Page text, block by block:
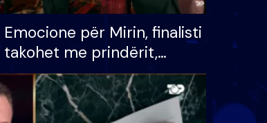
Emocione për Mirin, finalisti
takohet me prindërit,
vajzën dhe bashkëshorten:
S’kemi ndonjë letër divorci
apo jo?